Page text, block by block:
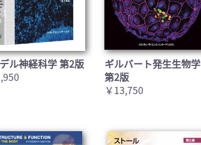
ル神経科学 第2版
ギルバート発生生物学
第2版
￥13,750